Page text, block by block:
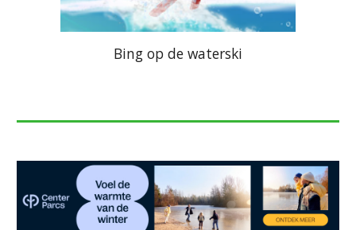
Bing op de waterski